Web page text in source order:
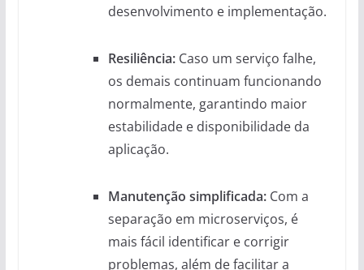
desenvolvimento e implementação.
Resiliência:Caso um serviço falhe,
os demais continuam funcionando
normalmente, garantindo maior
estabilidade e disponibilidade da
aplicação.
Manutenção simplificada:Com a
separação em microserviços, é
mais fácil identificar e corrigir
problemas, além de facilitar a